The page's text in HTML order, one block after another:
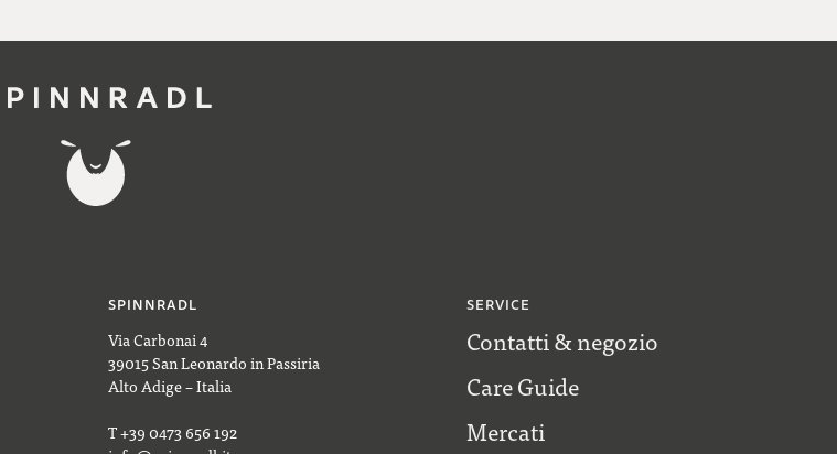
SPINNRADL
Via Carbonai 4
39015 San Leonardo in Passiria
Alto Adige – Italia
T +39 0473 656 192
SERVICE
Contatti & negozio
Care Guide
Mercati